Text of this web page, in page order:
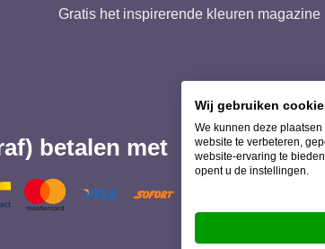
Gratis het inspirerende kleuren magazine
betalen met
Wij gebruiken
We kunnen deze
website te verbeteren,
website-ervaring te
opent u de instellingen.